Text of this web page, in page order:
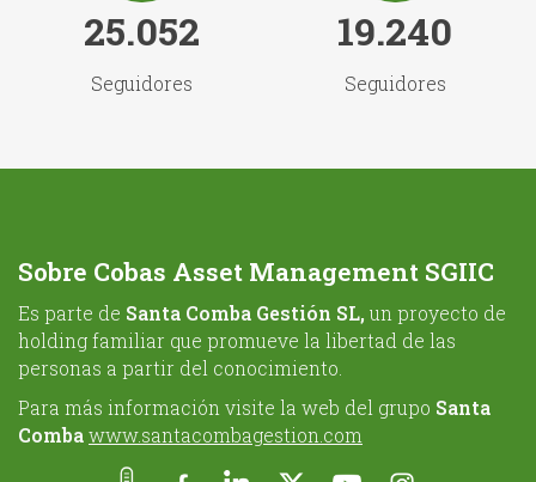
25.052
Seguidores
19.240
Seguidores
Sobre Cobas Asset Management SGIIC
Es parte de Santa Comba Gestión SL, un proyecto de
holding familiar que promueve la libertad de las
personas a partir del conocimiento.
Para más información visite la web del grupo Santa
Combawww.santacombagestion.com